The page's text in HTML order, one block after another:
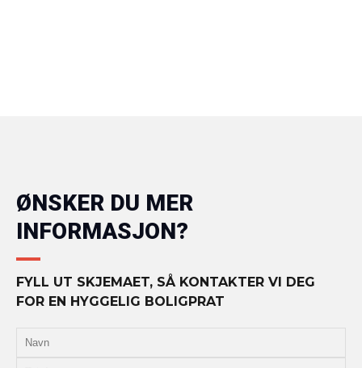
ØNSKER DU MER
INFORMASJON?
FYLL UT SKJEMAET, SÅ KONTAKTER VI DEG
FOR EN HYGGELIG BOLIGPRAT